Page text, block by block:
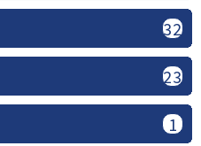
32
23
1